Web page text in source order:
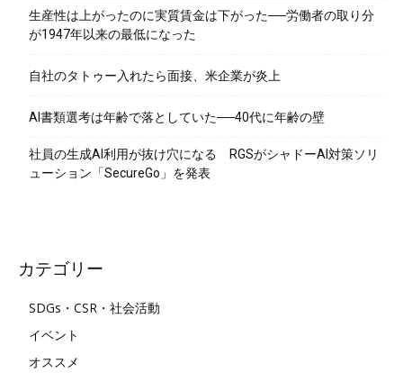
生産性は上がったのに実質賃金は下がった──労働者の取り分
が1947年以来の最低になった
自社のタトゥー入れたら面接、米企業が炎上
AI書類選考は年齢で落としていた──40代に年齢の壁
社員の生成AI利用が抜け穴になる RGSがシャドーAI対策ソリ
ューション「SecureGo」を発表
カテゴリー
SDGs・CSR・社会活動
イベント
オススメ